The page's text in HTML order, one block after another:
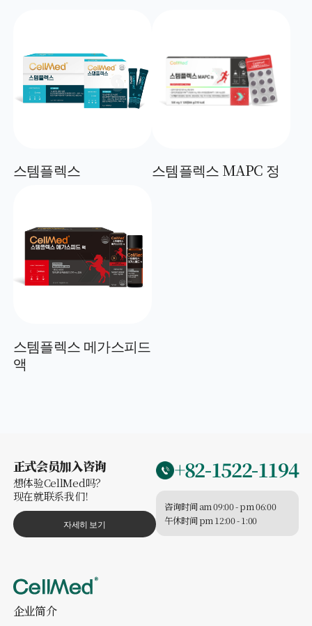
스템플렉스 스템플렉스 MAPC 정
스템플렉스 메가스피드
액
正式会员加入咨询
想体验CellMed吗？
现在就联系我们！
자세히 보기
+82-1522-1194
咨询时间 am 09:00 - pm 06:00
午休时间 pm 12:00 - 1:00
企业简介